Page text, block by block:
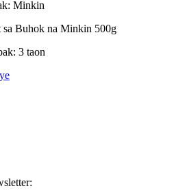
Minkin
sa Buhok na Minkin 500g
3 taon